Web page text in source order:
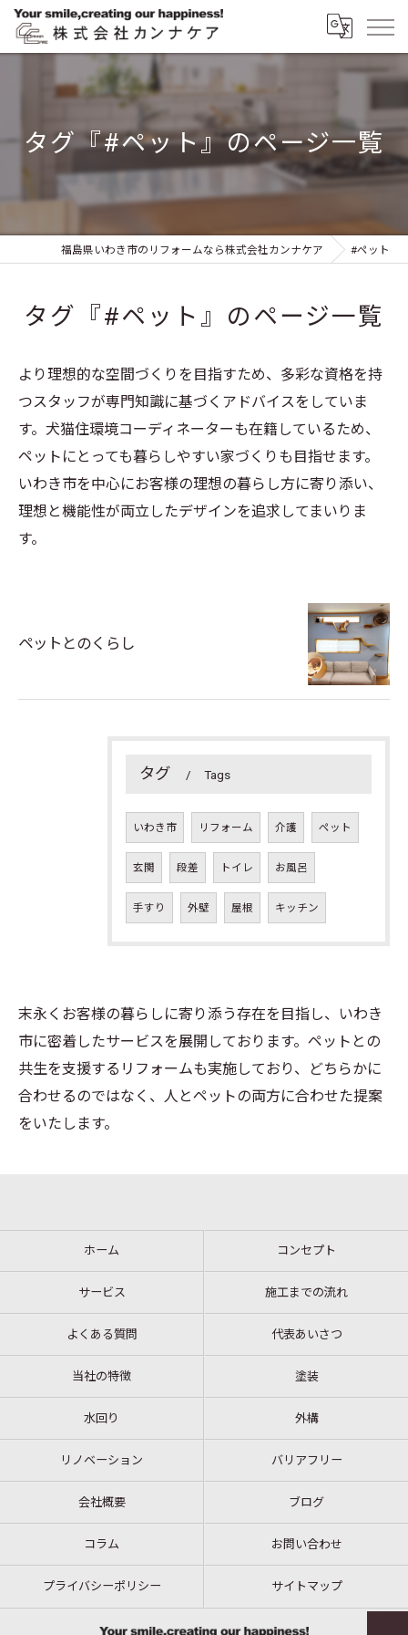
タグ『#ペット』のページ一覧
福島県いわき市のリフォームなら株式会社カンナケア #ペット
タグ『#ペット』のページ一覧
より理想的な空間づくりを目指すため、多彩な資格を持
つスタッフが専門知識に基づくアドバイスをしていま
す。犬猫住環境コーディネーターも在籍しているため、
ペットにとっても暮らしやすい家づくりも目指せます。
いわき市を中心にお客様の理想の暮らし方に寄り添い、
理想と機能性が両立したデザインを追求してまいりま
す。
ペットとのくらし
タグ Tags
いわき市 リフォーム 介護 ペット
玄関 段差 トイレ お風呂
手すり 外壁 屋根 キッチン
末永くお客様の暮らしに寄り添う存在を目指し、いわき
市に密着したサービスを展開しております。ペットとの
共生を支援するリフォームも実施しており、どちらかに
合わせるのではなく、人とペットの両方に合わせた提案
をいたします。
ホーム コンセプト
サービス 施工までの流れ
よくある質問 代表あいさつ
当社の特徴 塗装
水回り 外構
リノベーション バリアフリー
会社概要 ブログ
コラム お問い合わせ
プライバシーポリシー サイトマップ